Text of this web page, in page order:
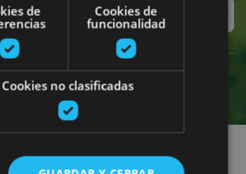
exclusivas
Encuentra planes
de
Cookies de
funcionalidad
Cookies no clasificadas